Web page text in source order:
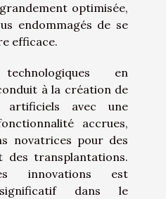
optimisée,
endommagés de se
efficace.
en
à la création de
avec une
accrues,
novatrices pour des
des transplantations.
innovations est
dans le